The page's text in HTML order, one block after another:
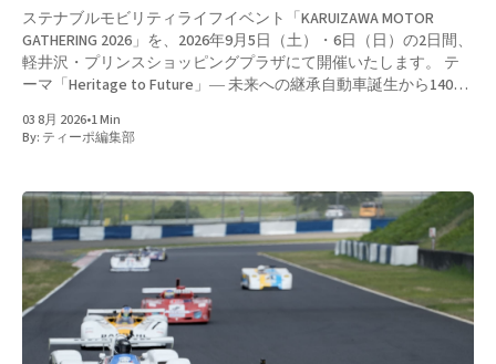
ステナブルモビリティライフイベント「KARUIZAWA MOTOR
GATHERING 2026」を、2026年9月5日（土）・6日（日）の2日間、
軽井沢・プリンスショッピングプラザにて開催いたします。 テ
ーマ「Heritage to Future」― 未来への継承自動車誕生から140年
目の現在地。軽井沢モーターギャザリング2026では、「Heritage
to Future（未来への継承）」をテーマに掲げ、文化としてのクル
未来へ」を全体コンセプトとし、自動車の歩んできた歴史と、こ
れから向かう未来の姿を一堂にお楽しみいただけるイベントで
す。 イベント内容 会場では、各種環境対応車両をはじめとする
新型車両の展示および試乗会、ヴィンテージ車両の展示、そして
モビリティを通じたライフスタイル提案（アウトドア・ペット・
ゴルフなど）を予定しております。 ご来場のお子さまから大人
まで、それぞれの視点でさまざまな楽しみ方をしていただけるイ
ベントとなっております。
03 8月 2026•1 Min
By: ティーポ編集部